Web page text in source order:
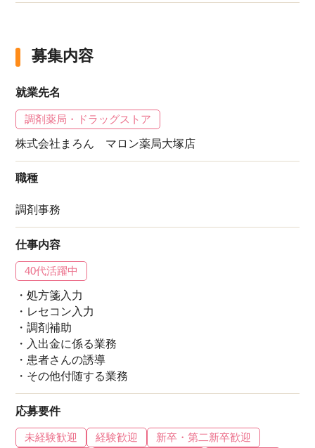
募集内容
就業先名
調剤薬局・ドラッグストア
株式会社まろん マロン薬局大塚店
職種
調剤事務
仕事内容
40代活躍中
・処方箋入力
・レセコン入力
・調剤補助
・入出金に係る業務
・患者さんの誘導
・その他付随する業務
応募要件
未経験歓迎 経験歓迎 新卒・第二新卒歓迎